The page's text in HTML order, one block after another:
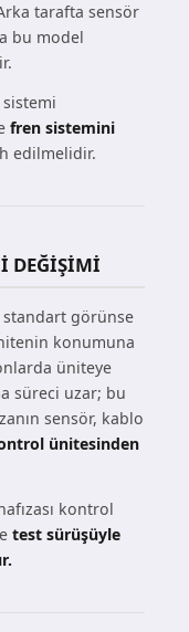
tarafta sensör
bu model
fren sistemini
edilmelidir.
DEĞIŞIMI
standart görünse
konumuna
üniteye
süreci uzar; bu
sensör, kablo
ünitesinden
kontrol
test sürüşüyle